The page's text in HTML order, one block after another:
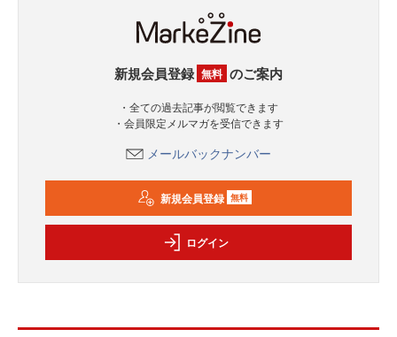
新規会員登録 無料 のご案内
・全ての過去記事が閲覧できます
・会員限定メルマガを受信できます
メールバックナンバー
新規会員登録 無料
ログイン